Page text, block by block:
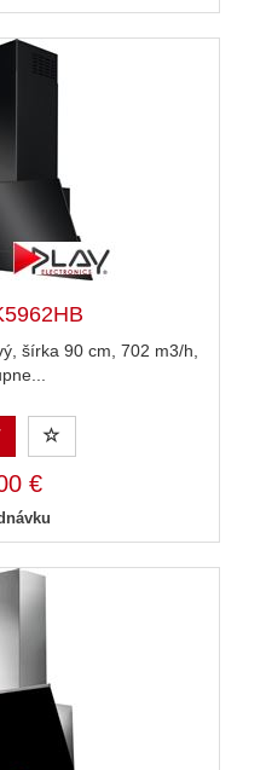
šírka 90 cm, 702 m3/h,
€